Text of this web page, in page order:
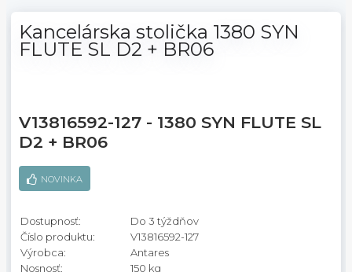
Kancelárska stolička 1380 SYN
FLUTE SL D2 + BR06
V13816592-127 - 1380 SYN FLUTE SL
D2 + BR06
NOVINKA
Dostupnosť:
Do 3 týždňov
Číslo produktu:
V13816592-127
Výrobca:
Antares
Nosnosť:
150 kg